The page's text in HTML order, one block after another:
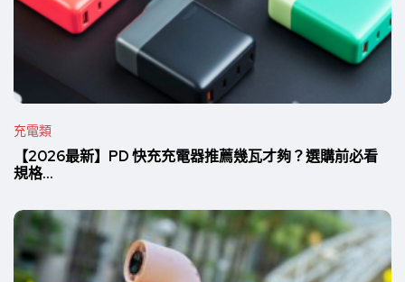
充電類
【2026最新】PD 快充充電器推薦幾瓦才夠？選購前必看
規格...